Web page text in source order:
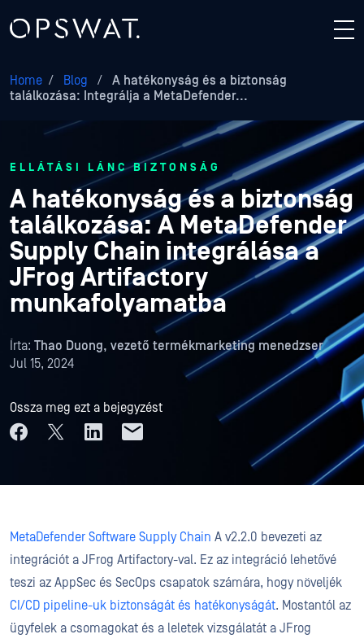
Home / Blog /
A hatékonyság és a biztonság
találkozása: Integrálja a MetaDefender...
ELLÁTÁSI LÁNC BIZTONSÁG
A hatékonyság és a biztonság
találkozása: A MetaDefender
Supply Chain integrálása a
JFrog Artifactory
munkafolyamatba
Írta: Thao Duong, vezető termékmarketing menedzser
Jul 15, 2024
Ossza meg ezt a bejegyzést
MetaDefender Software Supply Chain A v2.2.0 bevezeti az
integrációt a JFrog Artifactory-val. Ez az integráció lehetővé
teszi az AppSec és SecOps csapatok számára, hogy növeljék
CI/CD pipeline-uk biztonságát és hatékonyságát. Mostantól az
ügyfelek a csomagokat és a leletek vizsgálatát a JFrog